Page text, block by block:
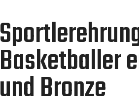
Basketballer
und Bronze